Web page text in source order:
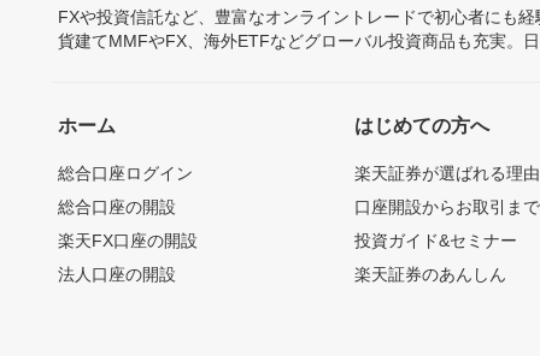
FXや投資信託など、豊富なオンライントレードで初心者にも
貨建てMMFやFX、海外ETFなどグローバル投資商品も充実。
ホーム
総合口座ログイン
総合口座の開設
楽天FX口座の開設
法人口座の開設
はじめての方へ
楽天証券が選ばれる理由
口座開設からお取引ま
投資ガイド&セミナー
楽天証券のあんしん